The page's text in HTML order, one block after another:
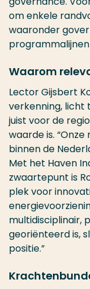
om enkele
waaronder
Waarom
Lector Gijsbert
verkenning, licht
juist voor de
waarde is.
binnen de
Met het Haven
zwaartepunt is
plek voor
multidisciplinair,
georiënteerd is,
positie.”